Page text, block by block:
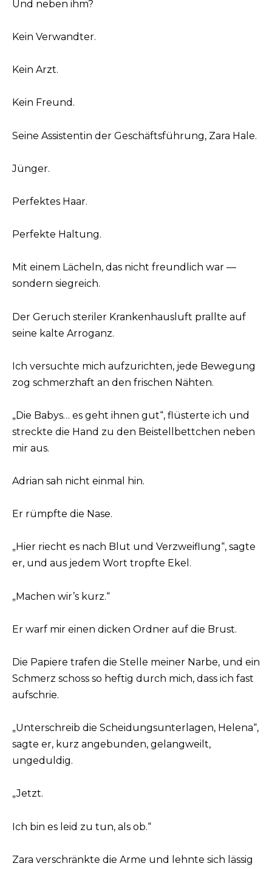
Und neben ihm?
Kein Verwandter.
Kein Arzt.
Kein Freund.
Seine Assistentin der Geschäftsführung, Zara Hale.
Jünger.
Perfektes Haar.
Perfekte Haltung.
Mit einem Lächeln, das nicht freundlich war —
sondern siegreich.
Der Geruch steriler Krankenhausluft prallte auf
seine kalte Arroganz.
Ich versuchte mich aufzurichten, jede Bewegung
zog schmerzhaft an den frischen Nähten.
„Die Babys… es geht ihnen gut“, flüsterte ich und
streckte die Hand zu den Beistellbettchen neben
mir aus.
Adrian sah nicht einmal hin.
Er rümpfte die Nase.
„Hier riecht es nach Blut und Verzweiflung“, sagte
er, und aus jedem Wort tropfte Ekel.
„Machen wir’s kurz.“
Er warf mir einen dicken Ordner auf die Brust.
Die Papiere trafen die Stelle meiner Narbe, und ein
Schmerz schoss so heftig durch mich, dass ich fast
aufschrie.
„Unterschreib die Scheidungsunterlagen, Helena“,
sagte er, kurz angebunden, gelangweilt,
ungeduldig.
„Jetzt.
Ich bin es leid zu tun, als ob.“
Zara verschränkte die Arme und lehnte sich lässig